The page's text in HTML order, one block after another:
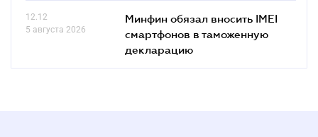
12.12
5 августа 2026
Минфин обязал вносить IMEI
смартфонов в таможенную
декларацию